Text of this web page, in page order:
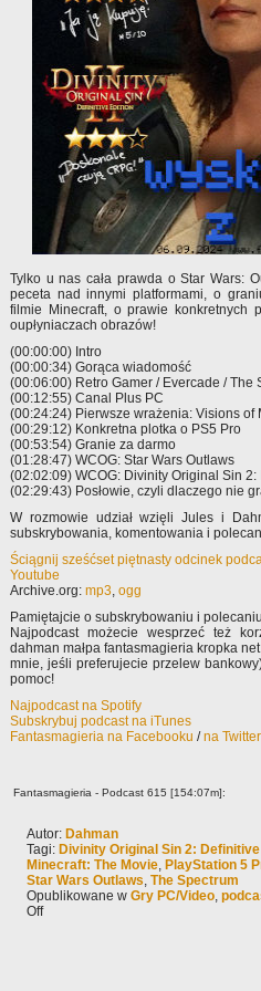
Tylko u nas cała prawda o Star Wars:
peceta nad innymi platformami, o
filmie Minecraft, o prawie konkretnych
oupłyniaczach obrazów!
(00:00:00) Intro
(00:00:34) Gorąca wiadomość
(00:06:00) Retro Gamer / Evercade / The
(00:12:55) Canal Plus PC
(00:24:24) Pierwsze wrażenia: Visions of
(00:29:12) Konkretna plotka o PS5 Pro
(00:53:54) Granie za darmo
(01:28:47) WCOG: Star Wars Outlaws
(02:02:09) WCOG: Divinity Original Sin
(02:29:43) Posłowie, czyli dlaczego nie
W rozmowie udział wzięli Jules i
subskrybowania, komentowania i
Ściągnij sześćset piętnasty odcinek
Youtube
Archive.org: mp3, ogg
Pamiętajcie o subskrybowaniu i
Najpodcast możecie wesprzeć też
dahman małpa fantasmagieria kropka
mnie, jeśli preferujecie przelew
pomoc!
Najpodcast na Spotify
Subskrybuj podcast na iTunes
Fantasmagieria na Facebooku /na
Fantasmagieria - Podcast 615 [154:07m]:
Autor: Dahman
Tagi: Divinity Original Sin 2:
Minecraft: The Movie, PlayStation 5
Star Wars Outlaws, The Spectrum
Opublikowane w Gry PC/Video,
Off